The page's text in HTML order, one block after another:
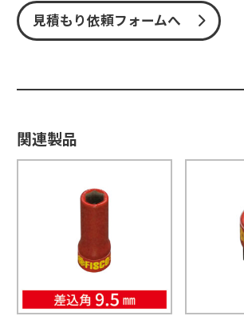
見積もり依頼フォームへ
関連製品